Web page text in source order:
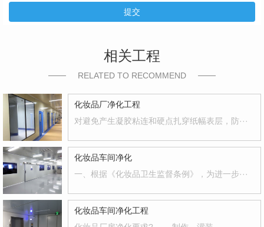
提交
相关工程
RELATED TO RECOMMEND
化妆品厂净化工程
对避免产生凝胶粘连和硬点扎穿纸幅表层，防···
化妆品车间净化
一、根据《化妆品卫生监督条例》，为进一步···
化妆品车间净化工程